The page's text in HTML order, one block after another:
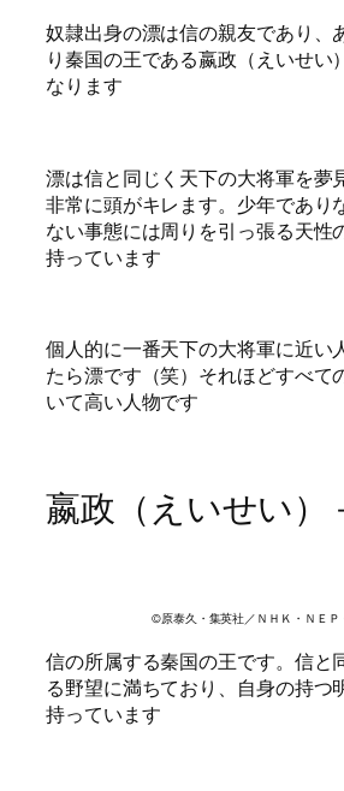
奴隷出身の漂は信の親友であり、
り秦国の王である嬴政（えいせい
なります
漂は信と同じく天下の大将軍を夢
非常に頭がキレます。少年であり
ない事態には周りを引っ張る天性
持っています
個人的に一番天下の大将軍に近い
たら漂です（笑）それほどすべて
いて高い人物です
嬴政（えいせい
©原泰久・集英社／ＮＨＫ・ＮＥＰ
信の所属する秦国の王です。信と
る野望に満ちており、自身の持つ
持っています